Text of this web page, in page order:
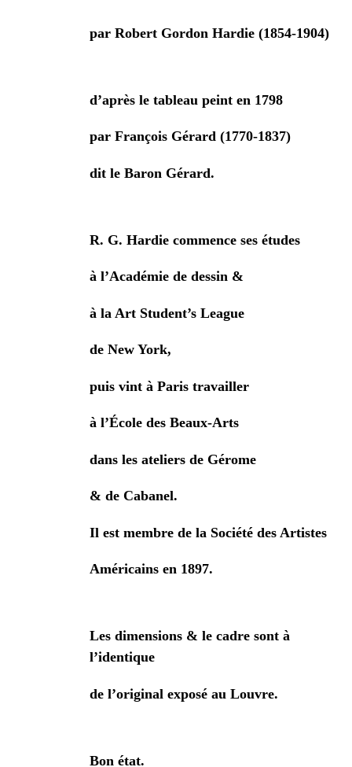
par Robert Gordon Hardie (1854-1904)
d’après le tableau peint en 1798
par François Gérard (1770-1837)
dit le Baron Gérard.
R. G. Hardie commence ses études
à l’Académie de dessin &
à la Art Student’s League
de New York,
puis vint à Paris travailler
à l’École des Beaux-Arts
dans les ateliers de Gérome
& de Cabanel.
Il est membre de la Société des Artistes
Américains en 1897.
Les dimensions & le cadre sont à
l’identique
de l’original exposé au Louvre.
Bon état.